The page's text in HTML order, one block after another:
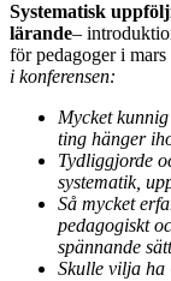
Systematisk
lärande–
för pedagoger i
i konferensen:
Mycket
ting hänger
Tydliggjorde
systematik,
Så mycket
pedagogiskt
spännande
Skulle vilja